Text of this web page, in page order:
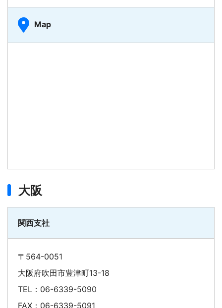
Map
大阪
関西支社
〒564-0051
大阪府吹田市豊津町13-18
TEL：06-6339-5090
FAX：06-6339-5091